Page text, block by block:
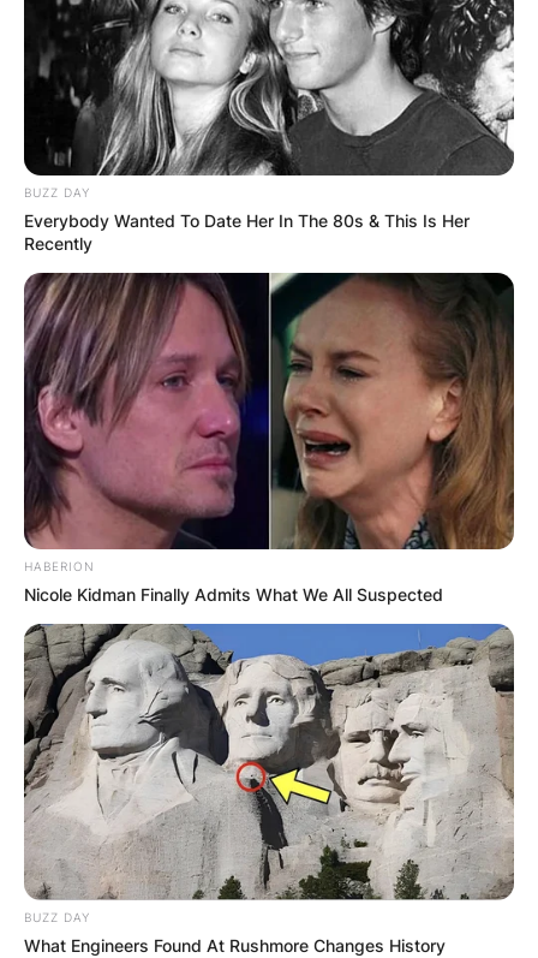
Хрватска
Црна Гора
BUZZ DAY
Everybody Wanted To Date Her In The 80s & This Is Her
Recently
HABERION
Nicole Kidman Finally Admits What We All Suspected
BUZZ DAY
What Engineers Found At Rushmore Changes History